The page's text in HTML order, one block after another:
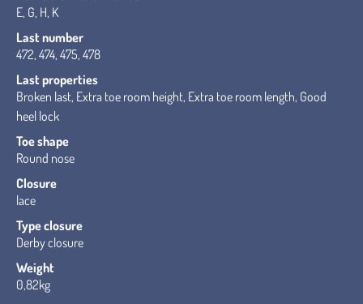
E, G, H, K
Last number
472, 474, 475, 478
Last properties
Broken last, Extra toe room height, Extra toe room length, Good
heel lock
Toe shape
Round nose
Closure
lace
Type closure
Derby closure
Weight
0,82kg